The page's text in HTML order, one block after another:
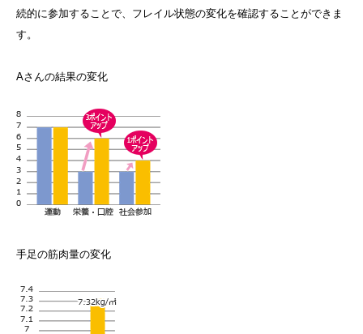
続的に参加することで、フレイル状態の変化を確認することができま
す。
Aさんの結果の変化
手足の筋肉量の変化